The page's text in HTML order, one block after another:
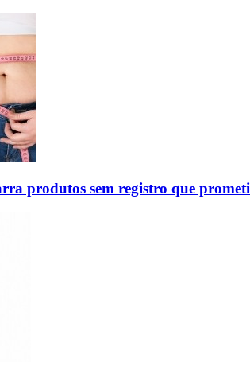
produtos sem registro que